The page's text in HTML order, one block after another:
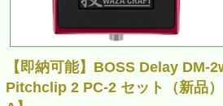
【即納可能】BOSS Delay DM-
Pitchclip 2 PC-2 セット（新品